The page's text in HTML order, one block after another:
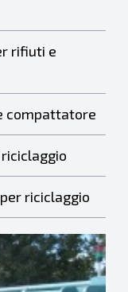
rifiuti e
compattatore
riciclaggio